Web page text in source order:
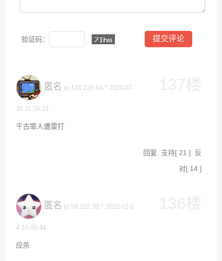
验证码：
匿名 ip:124.228.64.* 2023-07-
30 11:56:21
千古罪人遭雷打
回复 支持[ 21]
反
对[ 14]
匿名 ip:59.152.39.* 2022-12-0
4 15:00:44
应杀